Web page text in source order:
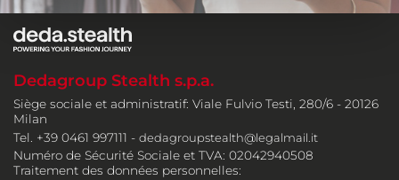
Dedagroup Stealth s.p.a.
Siège sociale et administratif: Viale Fulvio Testi, 280/6 - 20126
Milan
Tel. +39 0461 997111 - dedagroupstealth@legalmail.it
Numéro de Sécurité Sociale et TVA: 02042940508
Traitement des données personnelles: